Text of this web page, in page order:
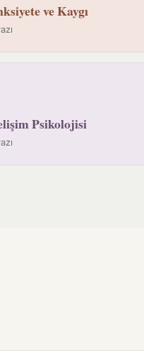
ve Kaygı
Psikolojisi